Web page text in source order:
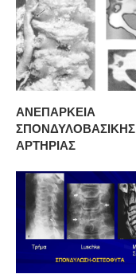
ΑΝΕΠΑΡΚΕΙΑ
ΣΠΟΝΔΥΛΟΒΑΣΙΚΗΣ
ΑΡΤΗΡΙΑΣ